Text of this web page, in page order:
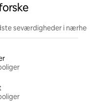
seværdigheder i